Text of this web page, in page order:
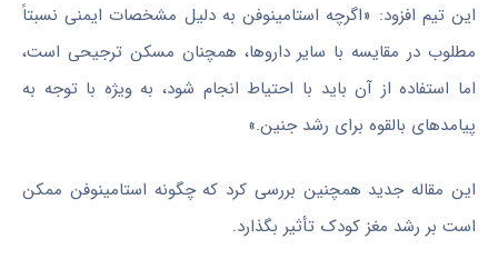
این تیم افزود: «اگرچه استامینوفن به دلیل مشخصات ایمنی نسبتاً
مطلوب در مقایسه با سایر داروها، همچنان مسکن ترجیحی است،
اما استفاده از آن باید با احتیاط انجام شود، به ویژه با توجه به
پیامدهای بالقوه برای رشد جنین.»
این مقاله جدید همچنین بررسی کرد که چگونه استامینوفن ممکن
است بر رشد مغز کودک تأثیر بگذارد.